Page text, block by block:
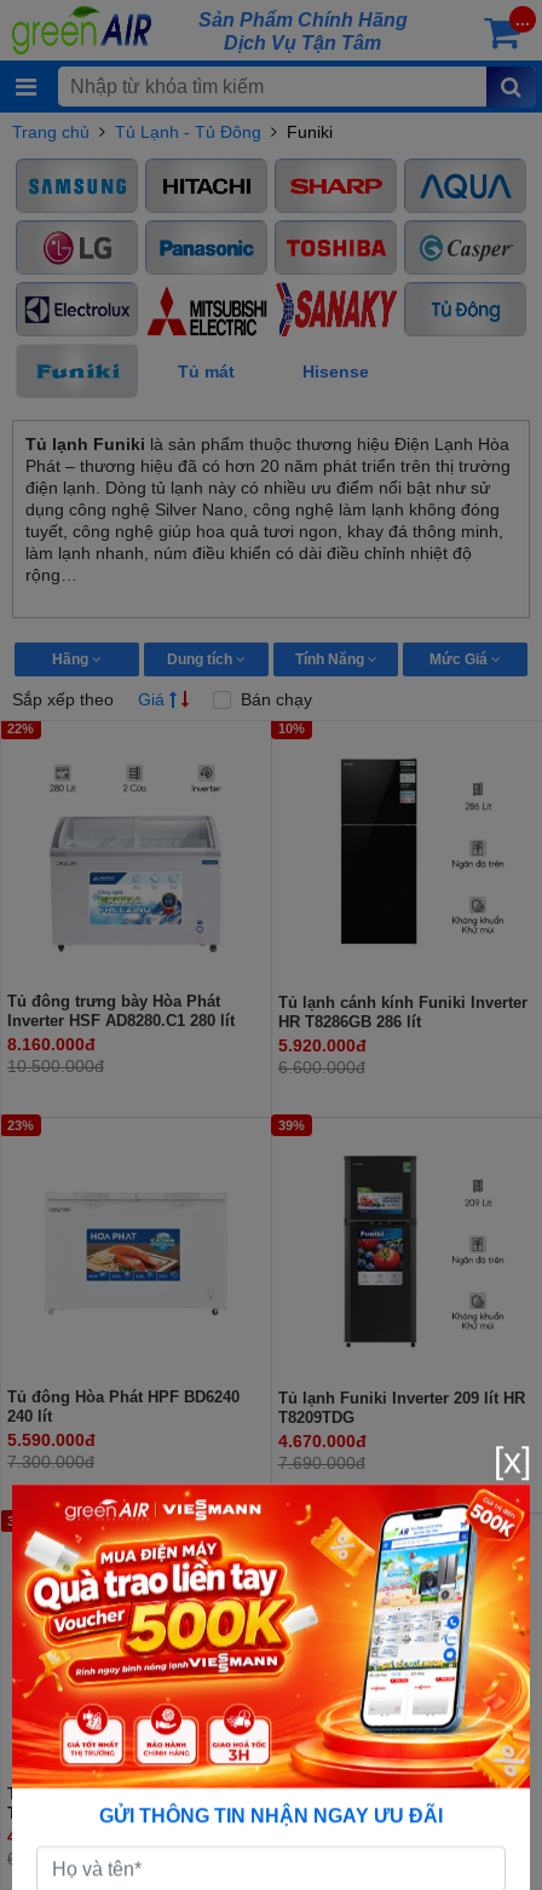
Sản Phẩm Chính Hãng
Dịch Vụ Tận Tâm
...
Trang chủ Tủ Lạnh - Tủ Đông Funiki
Tủ mát Hisense
Tủ lạnh Funiki là sản phẩm thuộc thương hiệu Điện Lạnh Hòa
Phát – thương hiệu đã có hơn 20 năm phát triển trên thị trường
điện lạnh. Dòng tủ lạnh này có nhiều ưu điểm nổi bật như sử
dụng công nghệ Silver Nano, công nghệ làm lạnh không đóng
tuyết, công nghệ giúp hoa quả tươi ngon, khay đá thông minh,
làm lạnh nhanh, núm điều khiển có dài điều chỉnh nhiệt độ
rộng…
Hãng Dung tích Tính Năng Mức Giá
Sắp xếp theo Giá Bán chạy
22%
Tủ đông trưng bày Hòa Phát
Inverter HSF AD8280.C1 280 lít
8.160.000đ
10.500.000đ
10%
Tủ lạnh cánh kính Funiki Inverter
HR T8286GB 286 lít
5.920.000đ
6.600.000đ
23%
Tủ đông Hòa Phát HPF BD6240
240 lít
5.590.000đ
7.300.000đ
39%
Tủ lạnh Funiki Inverter 209 lít HR
T8209TDG
4.670.000đ
7.690.000đ
35%
Tủ lạnh Funiki 209 lít HR
T6209TDG
4.510.000đ
6.990.000đ
41%
Tủ lạnh Funiki Inverter 185 lít HR
T8185TDG
[x]
GỬI THÔNG TIN NHẬN NGAY ƯU ĐÃI